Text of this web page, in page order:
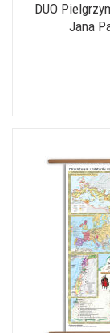
DUO
Jana